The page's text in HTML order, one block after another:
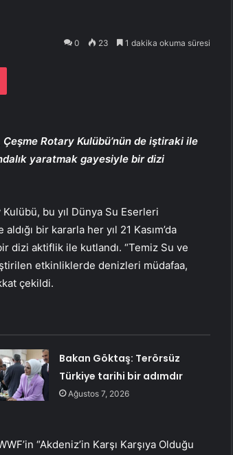
0 23 1 dakika okuma süresi
Pocket
Rotary Kulübü’nün de iştiraki ile
yaratmak gayesiyle bir dizi
bu yıl Dünya Su Eserleri
bir kararla her yıl 21 Kasım’da
dizi aktiflik ile kutlandı. “Temiz Su ve
etkinliklerde denizleri müdafaa,
çekildi.
Bakan Göktaş: Terörsüz
Türkiye tarihi bir adımdır
Ağustos 7, 2026
“Akdeniz’in Karşı Karşıya Olduğu